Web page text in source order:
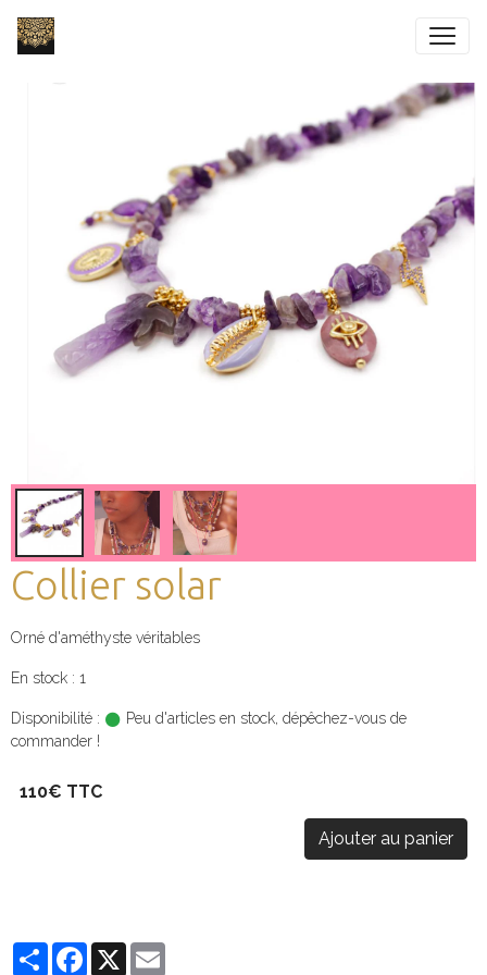
Collier solar
Orné d'améthyste véritables
En stock : 1
Disponibilité :
Peu d'articles en stock, dépêchez-vous de
commander !
110€ TTC
Ajouter au panier
PartagerFacebook
X